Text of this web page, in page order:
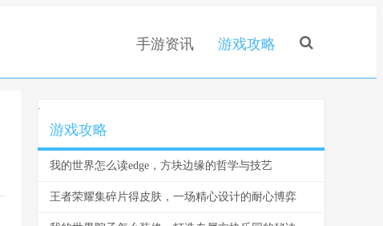
手游资讯 游戏攻略
.
游戏攻略
我的世界怎么读edge，方块边缘的哲学与技艺
王者荣耀集碎片得皮肤，一场精心设计的耐心博弈